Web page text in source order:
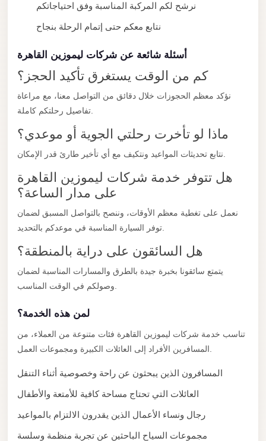
نرشح لكم المركبة المناسبة وفق احتياجاتكم
نتابع معكم حتى إتمام الرحلة بنجاح
أسئلة شائعة عن شركات ليموزين القاهرة
كم من الوقت يستغرق تأكيد الحجز؟
نؤكد معظم الحجوزات خلال دقائق من التواصل معنا، مع مراعاة
ماذا لو تأخرت رحلتي الجوية أو موعدي؟
هل تتوفر خدمة شركات ليموزين القاهرة
على مدار الساعة؟
نعمل على تغطية معظم الأوقات، وننصح بالتواصل المسبق لضمان
هل السائقون على دراية بالمنطقة؟
يتمتع سائقونا بخبرة جيدة بالطرق والمسارات المناسبة لضمان
لمن هذه الخدمة؟
تناسب خدمة شركات ليموزين القاهرة فئات متنوعة من العملاء، من
المسافرون الذين يبحثون عن راحة وخصوصية أثناء التنقل
العائلات التي تحتاج مساحة كافية للأمتعة والأطفال
رجال ونساء الأعمال الذين يقدرون الالتزام بالمواعيد
مجموعات السياح الباحثين عن تجربة منظمة وسلسة
Limousine
City
Nasr
Service
Nasr
City
Limousine
Mohandessin
Taxi
Mercedes
Limousine
Mercedes
with
Driver
Mercedes